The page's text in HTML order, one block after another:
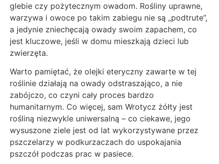
glebie czy pożytecznym owadom. Rośliny uprawne,
warzywa i owoce po takim zabiegu nie są „podtrute”,
a jedynie zniechęcają owady swoim zapachem, co
jest kluczowe, jeśli w domu mieszkają dzieci lub
zwierzęta.
Warto pamiętać, że olejki eteryczny zawarte w tej
roślinie działają na owady odstraszająco, a nie
zabójczo, co czyni cały proces bardzo
humanitarnym. Co więcej, sam Wrotycz żółty jest
rośliną niezwykle uniwersalną – co ciekawe, jego
wysuszone ziele jest od lat wykorzystywane przez
pszczelarzy w podkurzaczach do uspokajania
pszczół podczas prac w pasiece.